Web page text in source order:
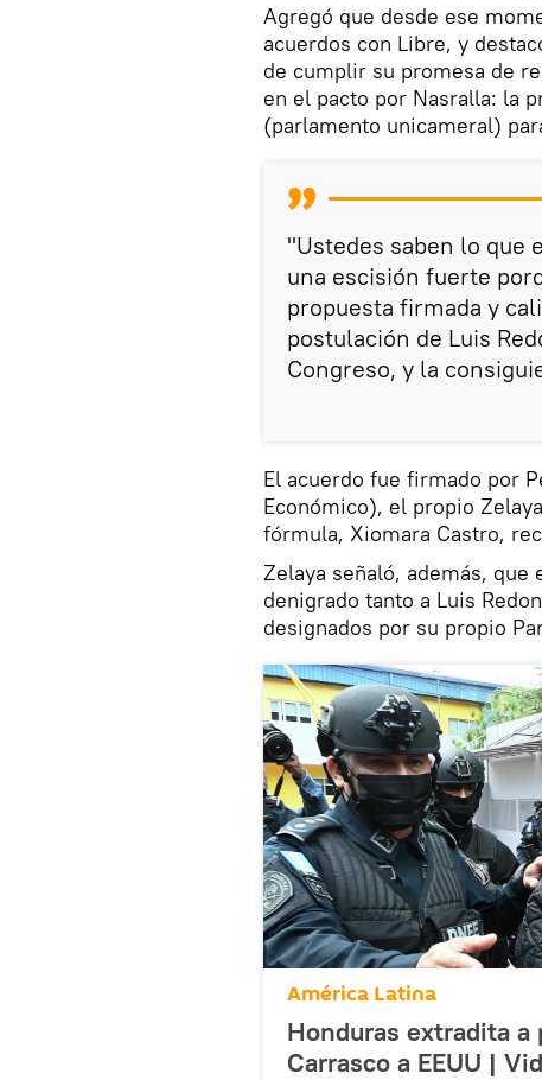
Agregó que desde ese
acuerdos con Libre, y
de cumplir su promesa de
en el pacto por Nasralla: la
(parlamento unicameral)
"Ustedes saben lo que
una escisión fuerte
propuesta firmada y
postulación de Luis
Congreso, y la
El acuerdo fue firmado por
Económico), el propio
fórmula, Xiomara Castro,
Zelaya señaló, además,
denigrado tanto a Luis
designados por su propio
América Latina
Honduras extradita
Carrasco a EEUU |